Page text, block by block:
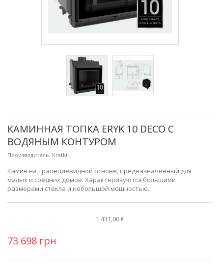
КАМИННАЯ ТОПКА ERYK 10 DECO С
ВОДЯНЫМ КОНТУРОМ
Производитель: Kratki
Камин на трапециевидной основе, предназначенный для
малых и средних домов. Характеризуются большими
размерами стекла и небольшой мощностью.
1 431,00 €
73 698 грн